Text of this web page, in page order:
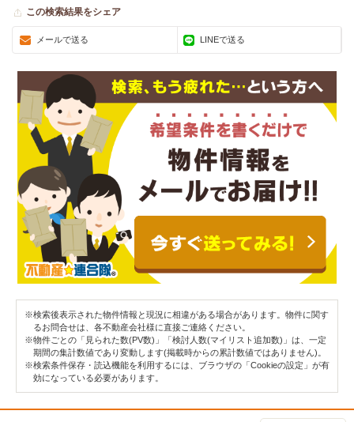
この検索結果をシェア
メールで送る LINEで送る
※検索後表示された物件情報と現況に相違がある場合があります。物件に関す
るお問合せは、各不動産会社様に直接ご連絡ください。
※物件ごとの「見られた数(PV数)」「検討人数(マイリスト追加数)」は、一定
期間の集計数値であり変動します(掲載時からの累計数値ではありません)。
※検索条件保存・読込機能を利用するには、ブラウザの「Cookieの設定」が有
効になっている必要があります。